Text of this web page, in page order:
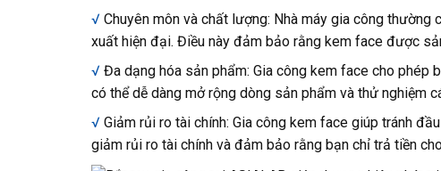
√ Chuyên môn và chất lượng: Nhà máy gia công
xuất hiện đại. Điều này đảm bảo rằng kem face được
√ Đa dạng hóa sản phẩm: Gia công kem face cho phép
có thể dễ dàng mở rộng dòng sản phẩm và thử nghiệm
√ Giảm rủi ro tài chính: Gia công kem face giúp tránh
giảm rủi ro tài chính và đảm bảo rằng bạn chỉ trả tiền